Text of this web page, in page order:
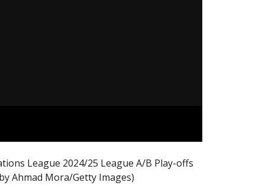
League 2024/25 League A/B Play-offs
Ahmad Mora/Getty Images)